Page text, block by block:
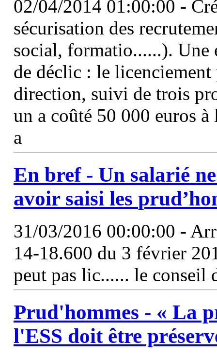
02/04/2014 01:00:00 -
sécurisation des
social, formatio......). Une
de déclic : le
direction, suivi de trois
un a coûté 50 000 euros
a
En bref - Un salarié
avoir saisi les
31/03/2016 00:00:00 -
14-18.600 du 3 février
peut pas lic...... le conseil
Prud'hommes - « La
l'ESS doit être